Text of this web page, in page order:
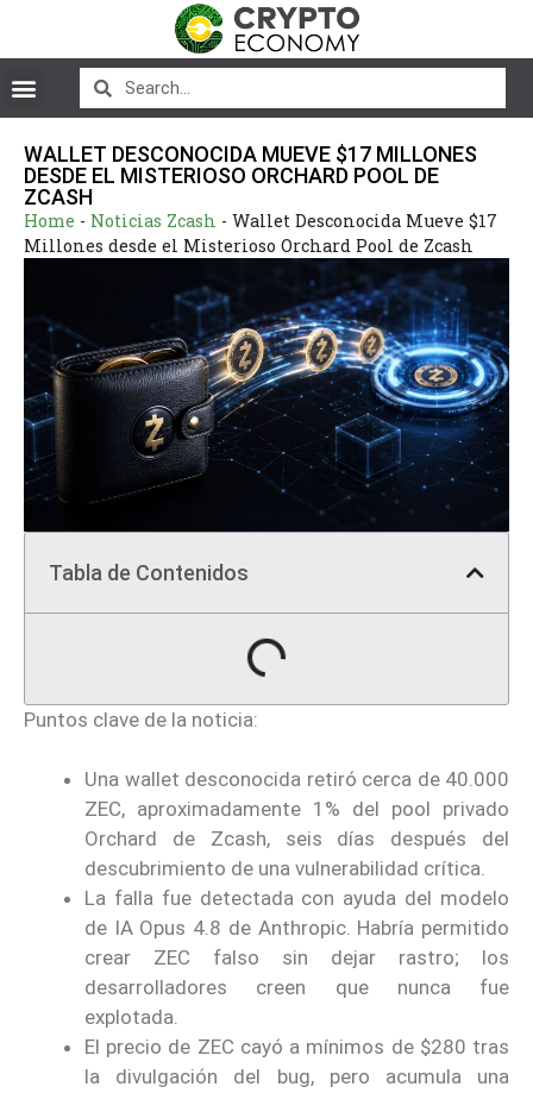
WALLET DESCONOCIDA MUEVE $17 MILLONES
DESDE EL MISTERIOSO ORCHARD POOL DE
ZCASH
Home - Noticias Zcash - Wallet Desconocida Mueve $17
Millones desde el Misterioso Orchard Pool de Zcash
Tabla de Contenidos
Puntos clave de la noticia:
Una wallet desconocida retiró cerca de 40.000
ZEC, aproximadamente 1% del pool privado
Orchard de Zcash, seis días después del
descubrimiento de una vulnerabilidad crítica.
La falla fue detectada con ayuda del modelo
de IA Opus 4.8 de Anthropic. Habría permitido
crear ZEC falso sin dejar rastro; los
desarrolladores creen que nunca fue
explotada.
El precio de ZEC cayó a mínimos de $280 tras
la divulgación del bug, pero acumula una